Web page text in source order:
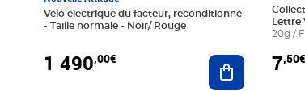
Vélo électrique du facteur, reconditionné
- Taille normale - Noir/ Rouge
1 490,00€ Ajouter au
Lettre
20g /
7,50€